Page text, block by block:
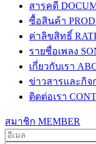
สารคดี
ซื้อสินค้า
ค่าลิขสิทธิ์
รายชื่อเพลง
เกี่ยวกับเรา
ข่าวสารและกิจ
ติดต่อเรา
สมาชิก MEMBER